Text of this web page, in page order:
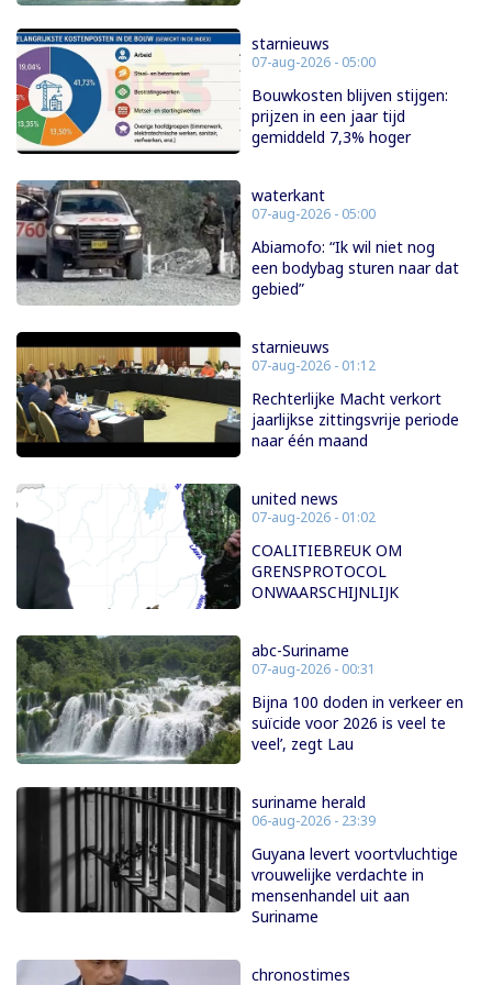
starnieuws
07-aug-2026 - 05:00
Bouwkosten blijven stijgen:
prijzen in een jaar tijd
gemiddeld 7,3% hoger
waterkant
07-aug-2026 - 05:00
Abiamofo: “Ik wil niet nog
een bodybag sturen naar dat
gebied”
starnieuws
07-aug-2026 - 01:12
Rechterlijke Macht verkort
jaarlijkse zittingsvrije periode
naar één maand
united news
07-aug-2026 - 01:02
COALITIEBREUK OM
GRENSPROTOCOL
ONWAARSCHIJNLIJK
abc-Suriname
07-aug-2026 - 00:31
Bijna 100 doden in verkeer en
suïcide voor 2026 is veel te
veel’, zegt Lau
suriname herald
06-aug-2026 - 23:39
Guyana levert voortvluchtige
vrouwelijke verdachte in
mensenhandel uit aan
Suriname
chronostimes